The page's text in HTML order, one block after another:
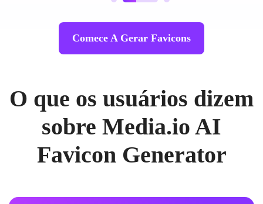
Comece A Gerar Favicons
O que os usuários dizem
sobre Media.io AI
Favicon Generator